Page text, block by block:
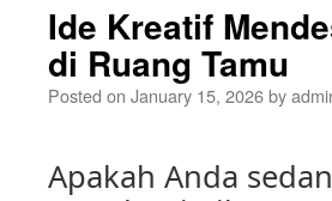
Ide Kreatif
di Ruang Tamu
Posted on January 15, 2026by
Apakah Anda